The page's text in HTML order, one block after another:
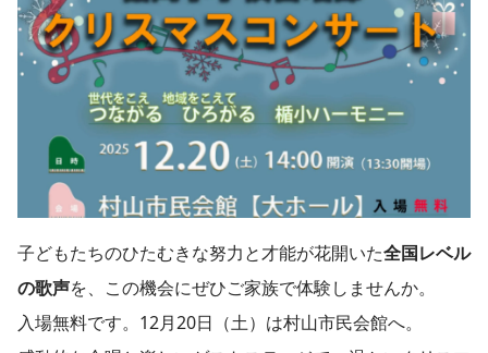
子どもたちのひたむきな努力と才能が花開いた全国レベル
の歌声を、この機会にぜひご家族で体験しませんか。
入場無料です。12月20日（土）は村山市民会館へ。